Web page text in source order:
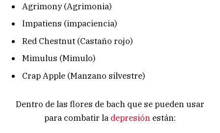
Agrimony (Agrimonia)
Impatiens (impaciencia)
Red Chestnut (Castaño rojo)
Mimulus (Mimulo)
Crap Apple (Manzano silvestre)
Dentro de las flores de bach que se pueden usar
para combatir la depresión están: